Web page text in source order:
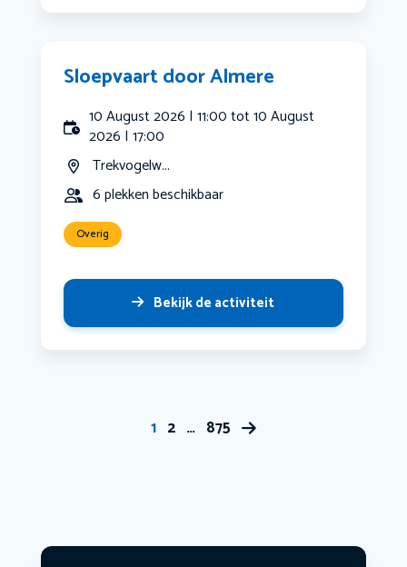
Sloepvaart door Almere
10 August 2026 | 11:00 tot 10 August
2026 | 17:00
Trekvogelw...
6 plekken beschikbaar
Overig
Bekijk de activiteit
1 2 … 875